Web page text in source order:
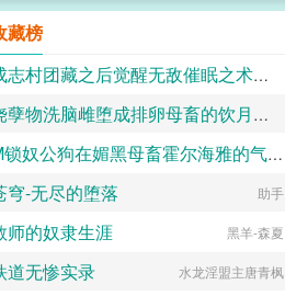
藏榜
穿越成志村团藏之后觉醒无敌催眠之术，先将五代目火影纲手洗脑改造成乳牛母畜随后征服
艾瑞达
被丰饶孽物洗脑雌堕成排卵母畜的饮月雌君
易01即堕M锁奴公狗在媚黑母畜霍尔海雅的气味攻势下无脑自毁上贡导致罗德岛变成黑桃妓院
郁金香
穹-无尽的堕落 助手
师的奴隶生涯 黑羊-森夏
道无惨实录 水龙淫盟主唐青枫